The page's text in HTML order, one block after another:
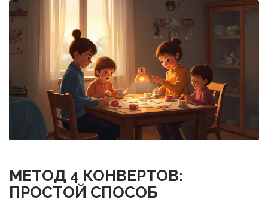
МЕТОД 4 КОНВЕРТОВ:
ПРОСТОЙ СПОСОБ